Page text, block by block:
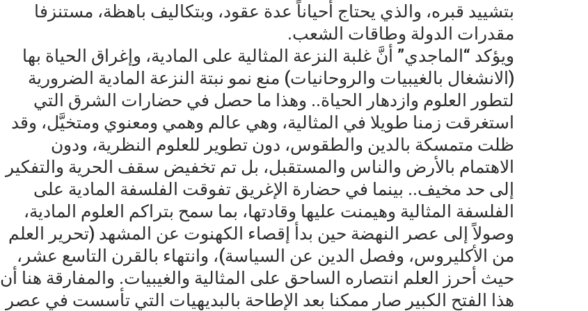
بتشييد قبره، والذي يحتاج أحياناً عدة عقود، وبتكاليف باهظة، مستنزفا
مقدرات الدولة وطاقات الشعب.
ويؤكد “الماجدي” أنَّ غلبة النزعة المثالية على المادية، وإغراق الحياة بها
(الانشغال بالغيبيات والروحانيات) منع نمو نبتة النزعة المادية الضرورية
لتطور العلوم وازدهار الحياة.. وهذا ما حصل في حضارات الشرق التي
استغرقت زمنا طويلا في المثالية، وهي عالم وهمي ومعنوي ومتخيَّل، وقد
ظلت متمسكة بالدين والطقوس، دون تطوير للعلوم النظرية، ودون
الاهتمام بالأرض والناس والمستقبل، بل تم تخفيض سقف الحرية والتفكير
إلى حد مخيف.. بينما في حضارة الإغريق تفوقت الفلسفة المادية على
الفلسفة المثالية وهيمنت عليها وقادتها، بما سمح بتراكم العلوم المادية،
وصولاً إلى عصر النهضة حين بدأ إقصاء الكهنوت عن المشهد (تحرير العلم
من الأكليروس، وفصل الدين عن السياسة)، وانتهاء بالقرن التاسع عشر،
حيث أحرز العلم انتصاره الساحق على المثالية والغيبيات. والمفارقة هنا أن
هذا الفتح الكبير صار ممكنا بعد الإطاحة بالبديهيات التي تأسست في عصر